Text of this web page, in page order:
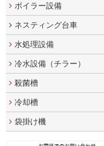
ボイラー設備
ネスティング台車
水処理設備
冷水設備（チラー）
殺菌槽
冷却槽
袋掛け機